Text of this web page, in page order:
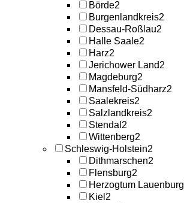
Börde2
Burgenlandkreis2
Dessau-Roßlau2
Halle Saale2
Harz2
Jerichower Land2
Magdeburg2
Mansfeld-Südharz2
Saalekreis2
Salzlandkreis2
Stendal 2
Wittenberg2
Schleswig-Holstein2
Dithmarschen2
Flensburg2
Herzogtum Lauenburg
Kiel 2